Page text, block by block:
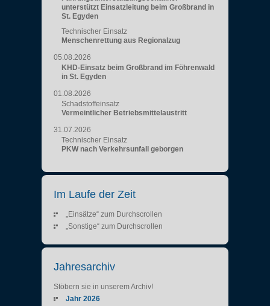
unterstützt Einsatzleitung beim Großbrand in
St. Egyden
Technischer Einsatz
Menschenrettung aus Regionalzug
05.08.2026
KHD-Einsatz beim Großbrand im Föhrenwald
in St. Egyden
01.08.2026
Schadstoffeinsatz
Vermeintlicher Betriebsmittelaustritt
31.07.2026
Technischer Einsatz
PKW nach Verkehrsunfall geborgen
Im Laufe der Zeit
„Einsätze“ zum Durchscrollen
„Sonstige“ zum Durchscrollen
Jahresarchiv
Stöbern sie in unserem Archiv!
Jahr 2026